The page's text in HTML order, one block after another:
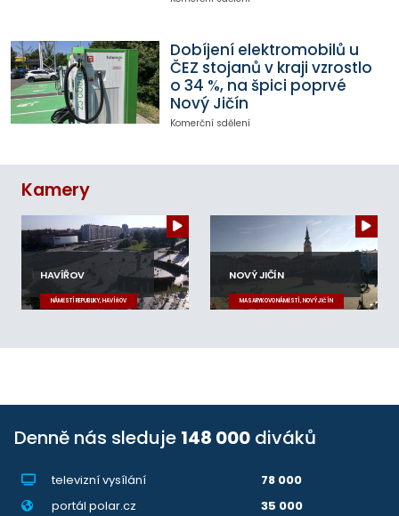
Dobíjení elektromobilů u
ČEZ stojanů v kraji vzrostlo
o 34 %, na špici poprvé
Nový Jičín
Komerční sdělení
Kamery
HAVÍŘOV
NÁMĚSTÍ REPUBLIKY, HAVÍŘOV
NOVÝ JIČÍN
MASARYKOVO NÁMĚSTÍ, NOVÝ JIČÍN
Denně nás sleduje 148 000 diváků
televizní vysílání
78 000
portál polar.cz
35 000